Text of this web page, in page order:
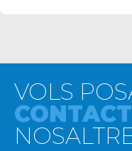
VOLS